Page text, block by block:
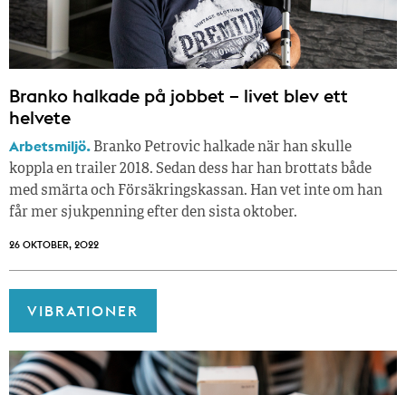
Branko halkade på jobbet – livet blev ett
helvete
Arbetsmiljö. Branko Petrovic halkade när han skulle
koppla en trailer 2018. Sedan dess har han brottats både
med smärta och Försäkringskassan. Han vet inte om han
får mer sjukpenning efter den sista oktober.
26 OKTOBER, 2022
VIBRATIONER